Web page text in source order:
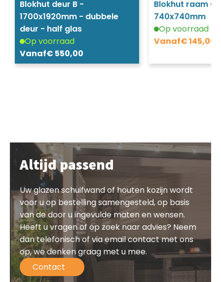
Blokhut deur B -
1700x1920mm - dubbele
deur - half glas
Op voorraad
Vanaf€ 550,00
Blokhut raam C
740x740mm
Op voorraad
Vanaf€145,00
Altijd passend
Uw glazen schuifwand of houten kozijn wordt
voor u op bestelling samengesteld, op basis
van de door u ingevulde maten en wensen.
Heeft u vragen of op zoek naar advies? Neem
dan telefonisch of via email contact met ons
op, we denken graag met u mee.
Contact